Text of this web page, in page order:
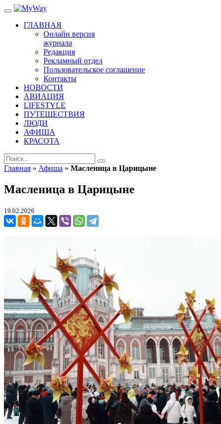
ГЛАВНАЯ
Онлайн версия
журнала
Редакция
Рекламный отдел
Пользовательское соглашение
Контакты
НОВОСТИ
АВИАЦИЯ
LIFESTYLE
ПУТЕШЕСТВИЯ
ЛЮДИ
АФИША
КРАСОТА
Главная » Афиша » Масленица в Царицыне
Масленица в Царицыне
19.02.2026